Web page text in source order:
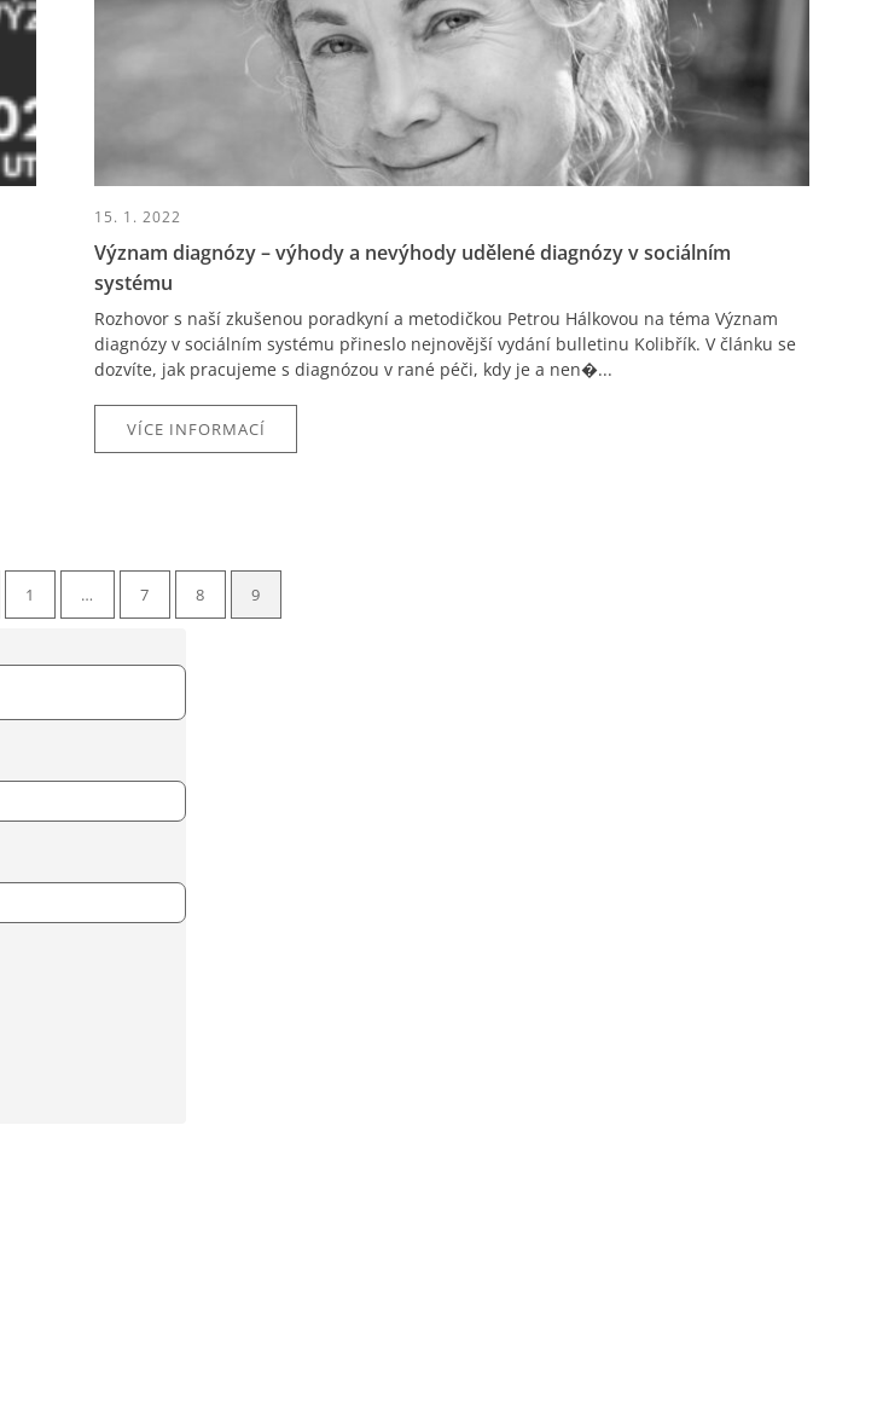
15. 1. 2022
Význam diagnózy – výhody a nevýhody udělené diagnózy v sociálním
systému
Rozhovor s naší zkušenou poradkyní a metodičkou Petrou Hálkovou na téma Význam
diagnózy v sociálním systému přineslo nejnovější vydání bulletinu Kolibřík. V článku se
dozvíte, jak pracujeme s diagnózou v rané péči, kdy je a nen�...
VÍCE INFORMACÍ
1 … 7 8 9